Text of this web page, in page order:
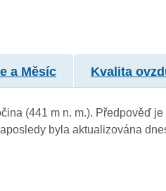
a Měsíc Kvalita
(441 m n. m.). Předpověď
byla aktualizována